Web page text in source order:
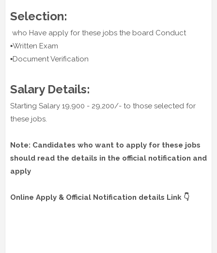
Selection:
who Have apply for these jobs the board Conduct
▪️Written Exam
▪️Document Verification
Salary Details:
Starting Salary 19,900 - 29,200/- to those selected for
these jobs.
Note: Candidates who want to apply for these jobs
should read the details in the official notification and
apply
Online Apply & Official Notification details Link 👇